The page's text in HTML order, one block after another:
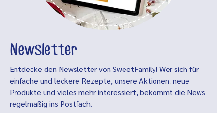
Newsletter
Entdecke den Newsletter von SweetFamily! Wer sich für
einfache und leckere Rezepte, unsere Aktionen, neue
Produkte und vieles mehr interessiert, bekommt die News
regelmäßig ins Postfach.